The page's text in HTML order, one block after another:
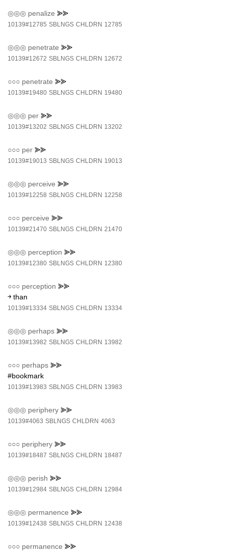
◎◎◎ penalize ⪢⪢
10139#12785 SBLNGS CHLDRN 12785
◎◎◎ penetrate ⪢⪢
10139#12672 SBLNGS CHLDRN 12672
○○○ penetrate ⪢⪢
10139#19480 SBLNGS CHLDRN 19480
◎◎◎ per ⪢⪢
10139#13202 SBLNGS CHLDRN 13202
○○○ per ⪢⪢
10139#19013 SBLNGS CHLDRN 19013
◎◎◎ perceive ⪢⪢
10139#12258 SBLNGS CHLDRN 12258
○○○ perceive ⪢⪢
10139#21470 SBLNGS CHLDRN 21470
◎◎◎ perception ⪢⪢
10139#12380 SBLNGS CHLDRN 12380
○○○ perception ⪢⪢
￫ than
10139#13334 SBLNGS CHLDRN 13334
◎◎◎ perhaps ⪢⪢
10139#13982 SBLNGS CHLDRN 13982
○○○ perhaps ⪢⪢
#bookmark
10139#13983 SBLNGS CHLDRN 13983
◎◎◎ periphery ⪢⪢
10139#4063 SBLNGS CHLDRN 4063
○○○ periphery ⪢⪢
10139#18487 SBLNGS CHLDRN 18487
◎◎◎ perish ⪢⪢
10139#12984 SBLNGS CHLDRN 12984
◎◎◎ permanence ⪢⪢
10139#12438 SBLNGS CHLDRN 12438
○○○ permanence ⪢⪢